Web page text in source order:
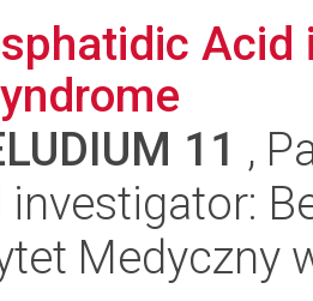
11 ,
Medyczny